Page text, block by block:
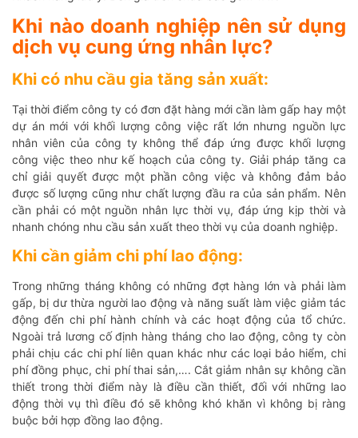
Khi nào doanh nghiệp nên sử dụng
dịch vụ cung ứng nhân lực?
Khi có nhu cầu gia tăng sản xuất:
Tại thời điểm công ty có đơn đặt hàng mới cần làm gấp hay một
dự án mới với khối lượng công việc rất lớn nhưng nguồn lực
nhân viên của công ty không thể đáp ứng được khối lượng
công việc theo như kế hoạch của công ty. Giải pháp tăng ca
chỉ giải quyết được một phần công việc và không đảm bảo
được số lượng cũng như chất lượng đầu ra của sản phẩm. Nên
cần phải có một nguồn nhân lực thời vụ, đáp ứng kịp thời và
nhanh chóng nhu cầu sản xuất theo thời vụ của doanh nghiệp.
Khi cần giảm chi phí lao động:
Trong những tháng không có những đợt hàng lớn và phải làm
gấp, bị dư thừa người lao động và năng suất làm việc giảm tác
động đến chi phí hành chính và các hoạt động của tổ chức.
Ngoài trả lương cố định hàng tháng cho lao động, công ty còn
phải chịu các chi phí liên quan khác như các loại bảo hiểm, chi
phí đồng phục, chi phí thai sản,…. Cắt giảm nhân sự không cần
thiết trong thời điểm này là điều cần thiết, đối với những lao
động thời vụ thì điều đó sẽ không khó khăn vì không bị ràng
buộc bởi hợp đồng lao động.